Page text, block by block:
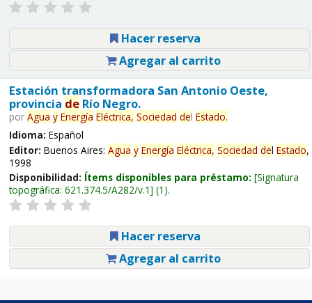
Hacer reserva
Agregar al carrito
Estación transformadora San Antonio Oeste,
provincia deRío Negro.
por Agua y Energía Eléctrica, Sociedad del Estado.
Idioma: Español
Editor: Buenos Aires: Agua y Energía Eléctrica, Sociedad del Estado,
1998
Disponibilidad: Ítems disponibles para préstamo: Signatura
topográfica: 621.374.5/A282/v.1 (1).
Hacer reserva
Agregar al carrito